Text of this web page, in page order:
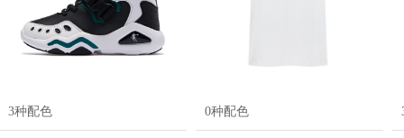
3种配色 0种配色